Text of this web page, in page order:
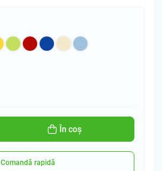
În coș
Comandă rapidă